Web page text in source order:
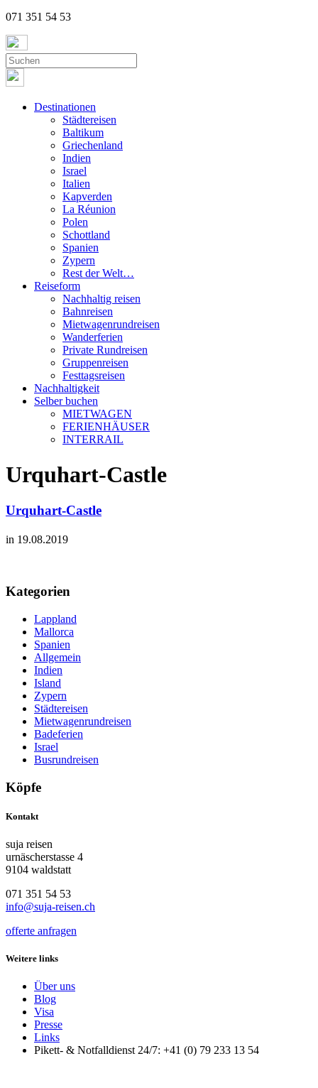
071 351 54 53
Destinationen
Städtereisen
Baltikum
Griechenland
Indien
Israel
Italien
Kapverden
La Réunion
Polen
Schottland
Spanien
Zypern
Rest der Welt…
Reiseform
Nachhaltig reisen
Bahnreisen
Mietwagenrundreisen
Wanderferien
Private Rundreisen
Gruppenreisen
Festtagsreisen
Nachhaltigkeit
Selber buchen
MIETWAGEN
FERIENHÄUSER
INTERRAIL
Urquhart-Castle
Urquhart-Castle
in 19.08.2019
Kategorien
Lappland
Mallorca
Spanien
Allgemein
Indien
Island
Zypern
Städtereisen
Mietwagenrundreisen
Badeferien
Israel
Busrundreisen
Köpfe
Kontakt
suja reisen
urnäscherstasse 4
9104 waldstatt
071 351 54 53
info@suja-reisen.ch
offerte anfragen
Weitere links
Über uns
Blog
Visa
Presse
Links
Pikett- & Notfalldienst 24/7: +41 (0) 79 233 13 54